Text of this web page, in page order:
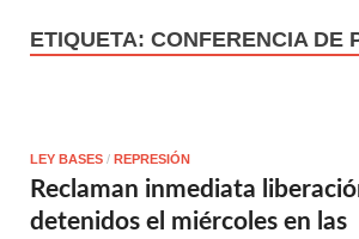
ETIQUETA: CONFERENCIA DE
LEY BASES / REPRESIÓN
Reclaman inmediata
detenidos el miércoles en las